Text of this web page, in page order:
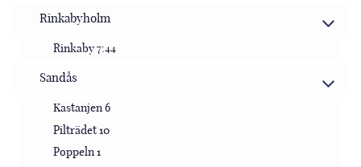
Rinkabyholm
Rinkaby 7:44
Sandås
Kastanjen 6
Pilträdet 10
Poppeln 1